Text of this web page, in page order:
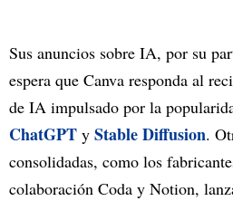
Sus anuncios sobre IA, por su
espera que Canva responda al
de IA impulsado por la
ChatGPT y Stable Diffusion.
consolidadas, como los
colaboración Coda y Notion,